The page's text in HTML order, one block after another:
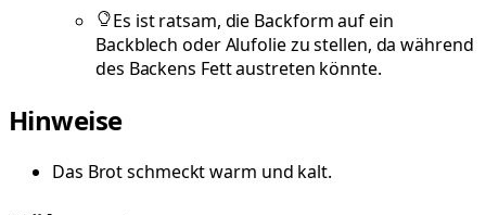
Es ist ratsam, die Backform auf ein
Backblech oder Alufolie zu stellen, da während
des Backens Fett austreten könnte.
Hinweise
Das Brot schmeckt warm und kalt.